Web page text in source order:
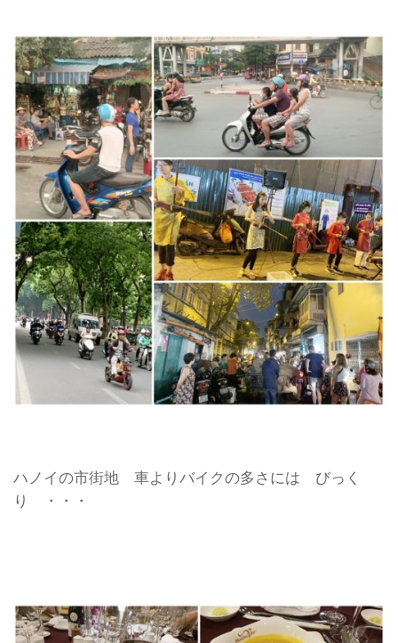
ハノイの市街地 車よりバイクの多さには びっく
り ・・・